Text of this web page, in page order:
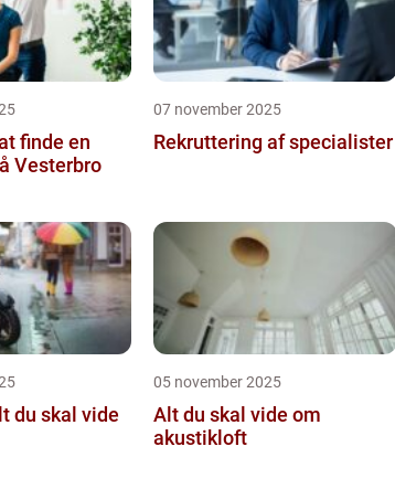
finde en
Vesterbro
07 november 2025
Rekruttering af specialister
du skal vide
05 november 2025
Alt du skal vide om
akustikloft